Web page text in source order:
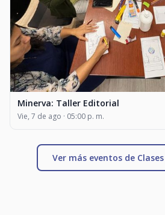
Minerva: Taller Editorial
Vie, 7 de ago · 05:00 p. m.
Ver más eventos de